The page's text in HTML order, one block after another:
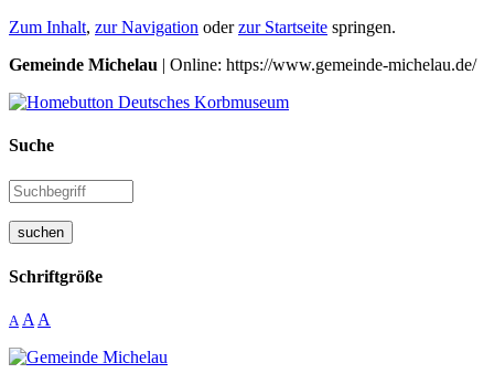
Zum Inhalt, zur Navigation oderzur Startseite springen.
Gemeinde Michelau | Online: https://www.gemeinde-michelau.de/
Suche
suchen
Schriftgröße
A A A